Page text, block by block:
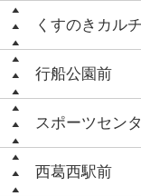
くすのきカル
行船公園前
スポーツセン
西葛西駅前